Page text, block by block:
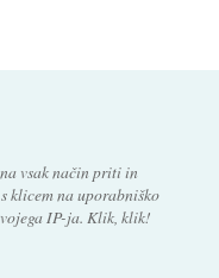
vsak način priti in
klicem na uporabniško
IP-ja. Klik, klik!